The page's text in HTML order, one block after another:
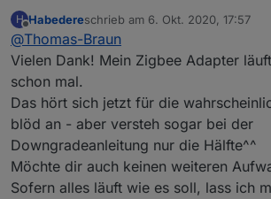
Versionen müssen da weg.
da immer stehen. Das ist
der Fall. Du hast über den
node14 reingeholt, die
/usr/local/bin
Da hat die aber nix zu
Erklärung: Wenn node von
aufgerufen wird, dann sucht
folgenden Pfaden nach der
Datei:
echo $PATH
Nach dem ersten Treffer
/usr/local/bin) sucht das
node14 kann da noch die
Stolperfalle lauern. Ein
obigen Anleitung auch easy
H
Offline
Habedereschrieb am 6. Okt. 2020, 17:57
zuletzt editiert von
@Thomas-Braun
Vielen Dank! Mein Zigbee Adapter
schon mal.
Das hört sich jetzt für die
blöd an - aber versteh sogar bei der
Downgradeanleitung nur die Hälfte^^
Möchte dir auch keinen weiteren
Sofern alles läuft wie es soll, lass ich